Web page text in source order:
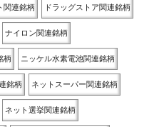
関連銘柄 ドラッグストア関連銘柄
ナイロン関連銘柄
柄 ニッケル水素電池関連銘柄
銘柄 ネットスーパー関連銘柄
ネット選挙関連銘柄